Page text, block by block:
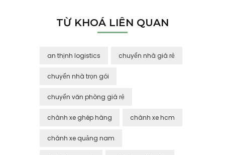
TỪ KHOÁ LIÊN QUAN
an thịnh logistics chuyển nhà giá rẻ
chuyển nhà trọn gói
chuyển văn phòng giá rẻ
chành xe ghép hàng chành xe hcm
chành xe quảng nam